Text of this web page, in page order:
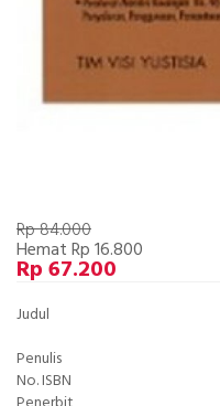
Rp 84.000
Hemat Rp 16.800
Rp 67.200
Judul
Penulis
No. ISBN